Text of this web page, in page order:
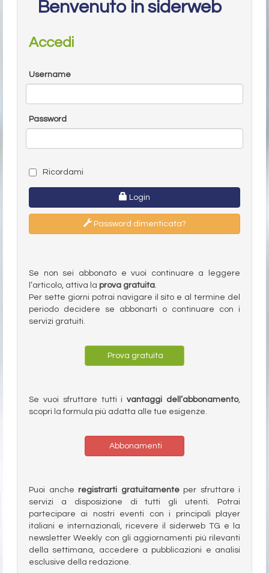
Benvenuto in siderweb
Accedi
Username
Password
Ricordami
Login
Password dimenticata?
Se non sei abbonato e vuoi continuare a leggere
l’articolo, attiva la prova gratuita
Per sette giorni potrai navigare il sito e al termine del
periodo decidere se abbonarti o continuare con i
servizi gratuiti.
Prova gratuita
Se vuoi sfruttare tutti ivantaggi dell’abbonamento,
scopri la formula più adatta alle tue esigenze.
Abbonamenti
Puoi anche registrarti gratuitamenteper sfruttare i
servizi a disposizione di tutti gli utenti. Potrai
partecipare ai nostri eventi con i principali player
italiani e internazionali, ricevere il siderweb TG e la
newsletter Weekly con gli aggiornamenti più rilevanti
della settimana, accedere a pubblicazioni e analisi
esclusive della redazione.